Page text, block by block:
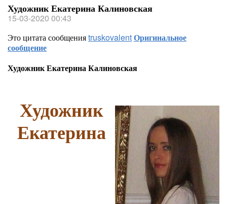
Художник Екатерина Калиновская
15-03-2020 00:43
Это цитата сообщенияtruskovalentОригинальное
сообщение
Художник Екатерина Калиновская
Художник
Екатерина